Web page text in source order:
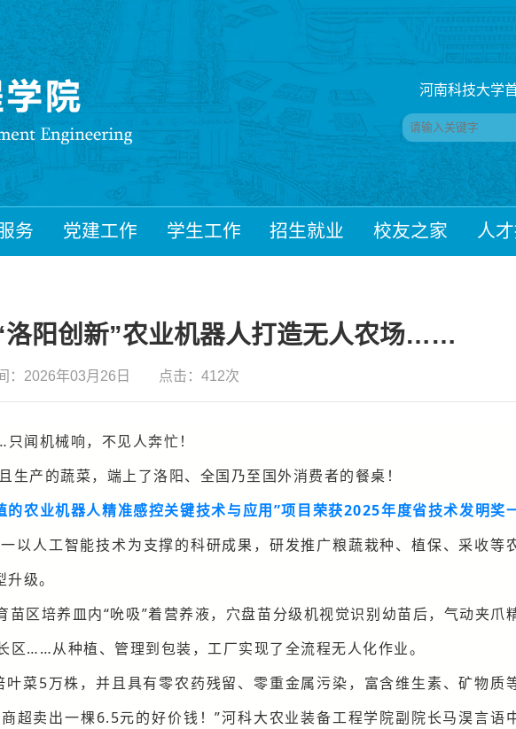
河南科技大学
务 党建工作 学生工作 招生就业 校友之家 人
洛阳创新”农业机器人打造无人农场……
：2026年03月26日 点击： 412次
闻机械响，不见人奔忙！
产的蔬菜，端上了洛阳、全国乃至国外消费者的餐桌！
农业机器人精准感控关键技术与应用”项目荣获2025年度省技术发明奖
以人工智能技术为支撑的科研成果，研发推广粮蔬栽种、植保、采收等
级。
苗区培养皿内“吮吸”着营养液，穴盘苗分级机视觉识别幼苗后，气动夹爪
……从种植、管理到包装，工厂实现了全流程无人化作业。
菜5万株，并且具有零农药残留、零重金属污染，富含维生素、矿物质
超卖出一棵6.5元的好价钱！”河科大农业装备工程学院副院长马淏言语